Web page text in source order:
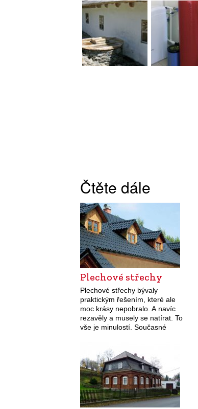
Čtěte dále
Plechové střechy
Plechové střechy bývaly
praktickým řešením, které ale
moc krásy nepobralo. A navíc
rezavěly a musely se natírat. To
vše je minulostí. Současné
předčí. Minimální zatížení krovu
a maximální životnost.…